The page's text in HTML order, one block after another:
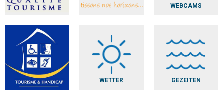
WEBCAMS
WETTER GEZEITEN